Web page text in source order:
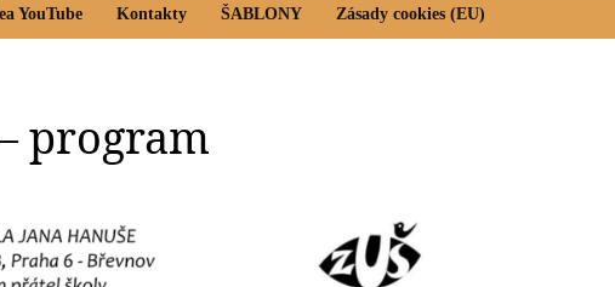
YouTube Kontakty ŠABLONY Zásady cookies (EU)
program